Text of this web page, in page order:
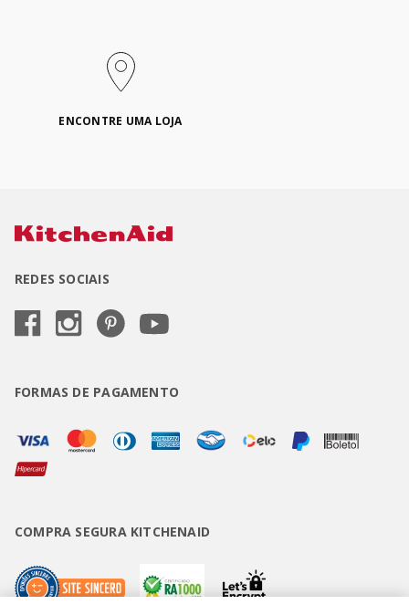
ENCONTRE UMA LOJA
REDES SOCIAIS
FORMAS DE PAGAMENTO
COMPRA SEGURA KITCHENAID